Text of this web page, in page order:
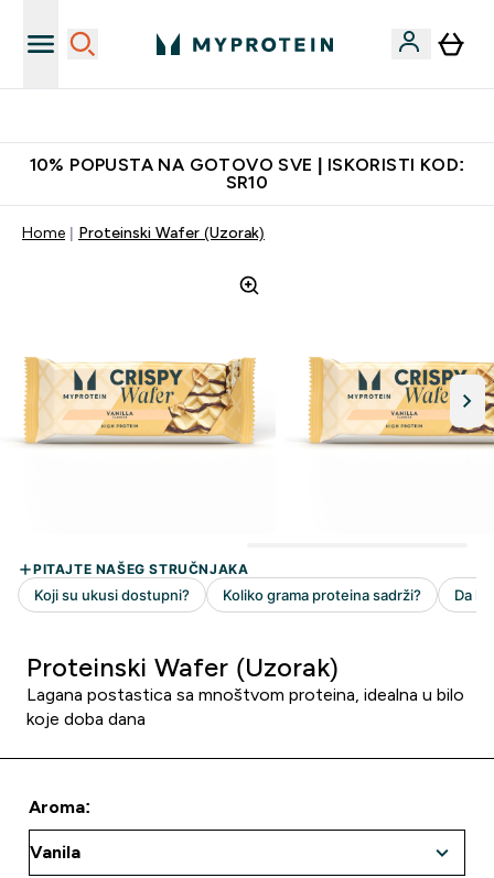
10% POPUSTA NA GOTOVO SVE | ISKORISTI KOD:
SR10
Home Proteinski Wafer (Uzorak)
Proteinski Wafer (Uzorak)
Lagana postastica sa mnoštvom proteina, idealna u bilo
koje doba dana
Aroma: